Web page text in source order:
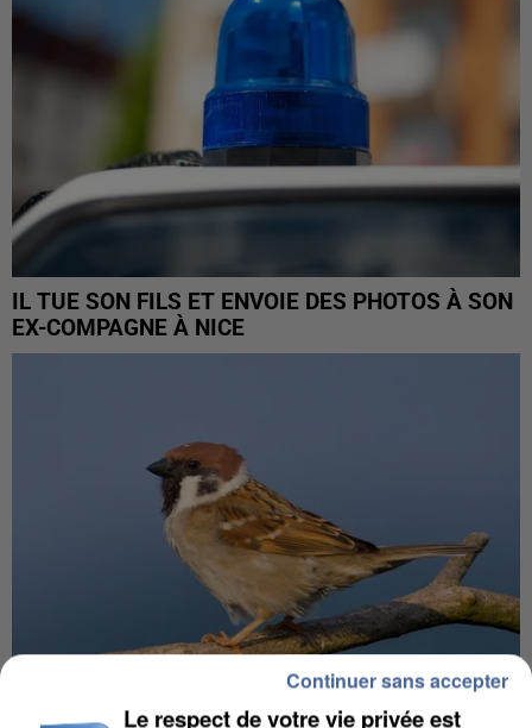
IL TUE SON FILS ET ENVOIE DES PHOTOS À SON
EX-COMPAGNE À NICE
Le respect de votre vie privée est
Continuer sans accepter